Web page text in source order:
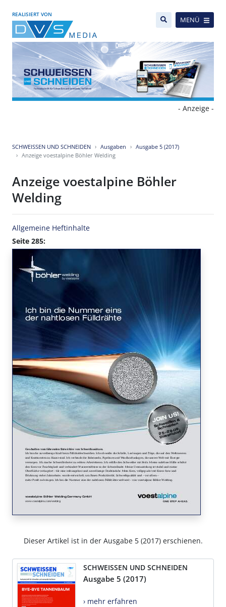
REALISIERT VON
MENÜ
- Anzeige -
SCHWEISSEN UND SCHNEIDEN Ausgaben
Ausgabe 5 (2017)
Anzeige voestalpine Böhler Welding
Anzeige voestalpine Böhler
Welding
Allgemeine Heftinhalte
Seite 285:
Dieser Artikel ist in der Ausgabe 5 (2017) erschienen.
SCHWEISSEN UND SCHNEIDEN
Ausgabe 5 (2017)
› mehr erfahren